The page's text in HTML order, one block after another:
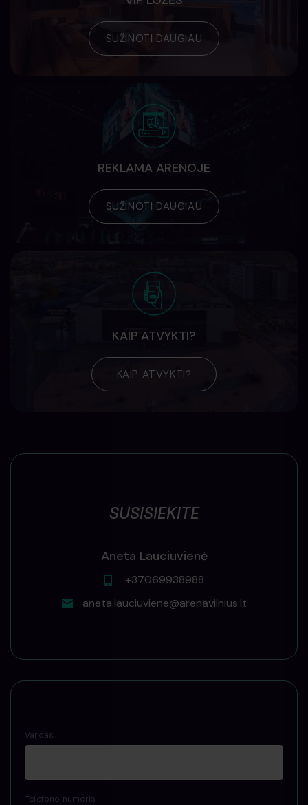
SUŽINOTI DAUGIAU
REKLAMA ARENOJE
SUŽINOTI DAUGIAU
KAIP ATVYKTI?
KAIP ATVYKTI?
SUSISIEKITE
Aneta Lauciuvienė
+37069938988
aneta.lauciuviene@arenavilnius.lt
Vardas
Telefono numeris